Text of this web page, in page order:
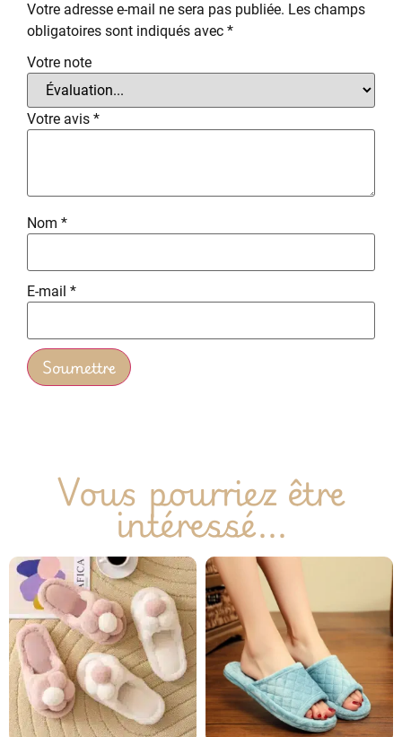
Votre adresse e-mail ne sera pas publiée. Les champs
obligatoires sont indiqués avec *
Votre note
Votre avis *
Nom *
E-mail *
Vous pourriez être
intéressé...